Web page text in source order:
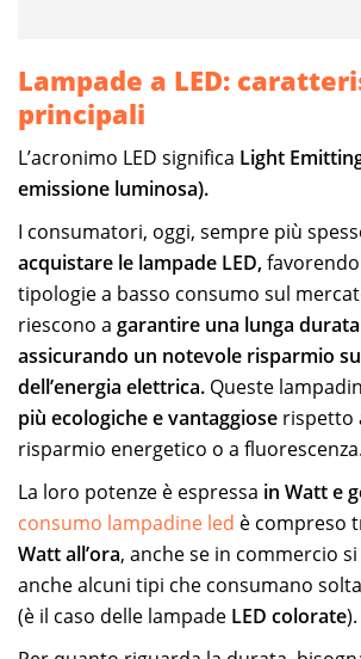
Lampade a LED:
principali
L’acronimo LED significa Light
emissione luminosa).
I consumatori, oggi, sempre più
acquistare le lampade LED,
tipologie a basso consumo sul
riescono a garantire una lunga
assicurando un notevole risparmio
dell’energia elettrica. Queste
più ecologichee vantaggiose rispetto
risparmio energetico o a fluorescenza.
La loro potenze è espressa in Watt e
consumo lampadine led è compreso
Watt all’ora, anche se in commercio
anche alcuni tipi che consumano
(è il caso delle lampade LED colorate).